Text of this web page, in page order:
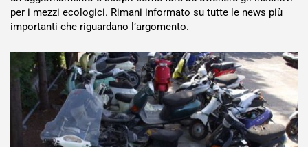
per i mezzi ecologici. Rimani informato su tutte le news più
importanti che riguardano l’argomento.